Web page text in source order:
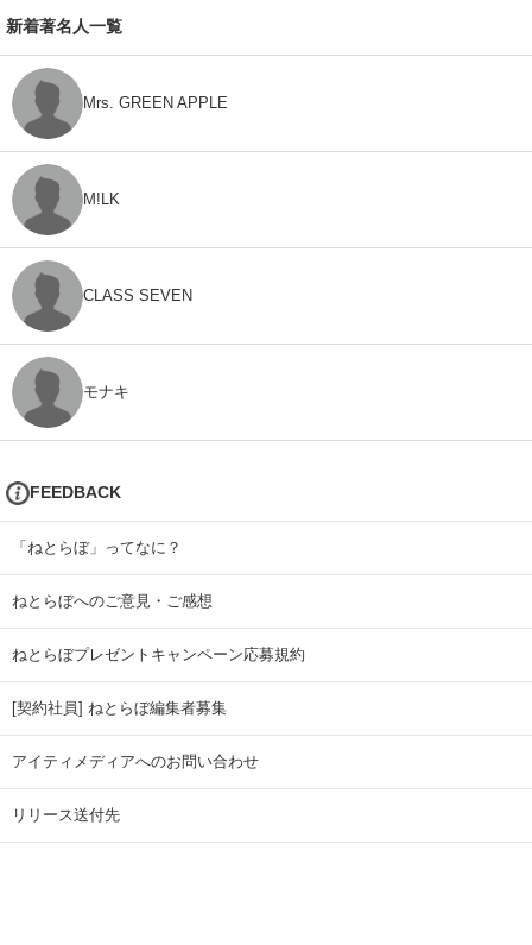
新着著名人一覧
Mrs. GREEN APPLE
M!LK
CLASS SEVEN
モナキ
FEEDBACK
「ねとらぼ」ってなに？
ねとらぼへのご意見・ご感想
ねとらぼプレゼントキャンペーン応募規約
[契約社員] ねとらぼ編集者募集
アイティメディアへのお問い合わせ
リリース送付先